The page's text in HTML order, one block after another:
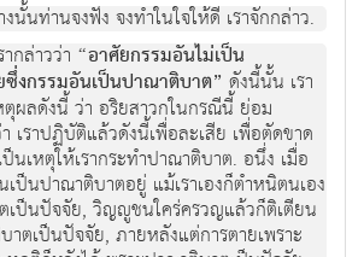
นั้นท่านจงฟัง จงทำในใจให้ดี เราจักกล่าว.
กล่าวว่า “อาศัยกรรมอันไม่เป็น
งกรรมอันเป็นปาณาติบาต” ดังนี้นั้น เรา
ตุผลดังนี้ ว่า อริยสาวกในกรณีนี้ ย่อม
เราปฏิบัติแล้วดังนี้เพื่อละเสีย เพื่อตัดขาด
นเหตุให้เรากระทำปาณาติบาต. อนึ่ง เมื่อ
เป็นปาณาติบาตอยู่ แม้เราเองก็ตำหนิตนเอง
เป็นปัจจัย, วิญญูชนใคร่ครวญแล้วก็ติเตียน
าตเป็นปัจจัย, ภายหลังแต่การตายเพราะ